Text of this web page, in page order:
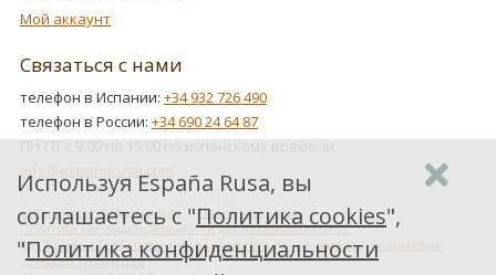
Мой аккаунт
Связаться с нами
телефон в Испании: +34 932 726 490
телефон в России: +34 690 24 64 87
info@espanarusa.com
Соглашение пользователя
Политика cookies
Политика конфиденциальности для пользователей ЕС
Как Google обрабатывает информацию о пользователях, получаемую
от наших партнеров
Используя España Rusa, вы
соглашаетесь с "Политика cookies",
"Политика конфиденциальности